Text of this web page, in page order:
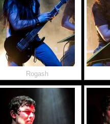
Rogash